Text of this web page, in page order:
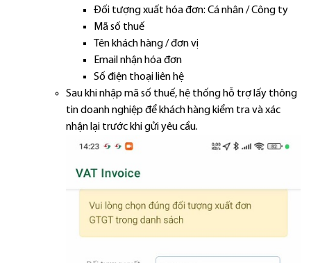
Đối tượng xuất hóa đơn: Cá nhân / Công ty
Mã số thuế
Tên khách hàng / đơn vị
Email nhận hóa đơn
Số điện thoại liên hệ
Sau khi nhập mã số thuế, hệ thống hỗ trợ lấy thông
tin doanh nghiệp để khách hàng kiểm tra và xác
nhận lại trước khi gửi yêu cầu.